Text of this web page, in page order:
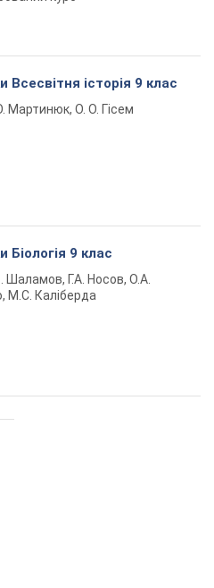
Всесвітня історія 9 клас
Мартинюк, О. О. Гісем
Біологія 9 клас
Шаламов, Г.А. Носов, О.А.
М.С. Каліберда